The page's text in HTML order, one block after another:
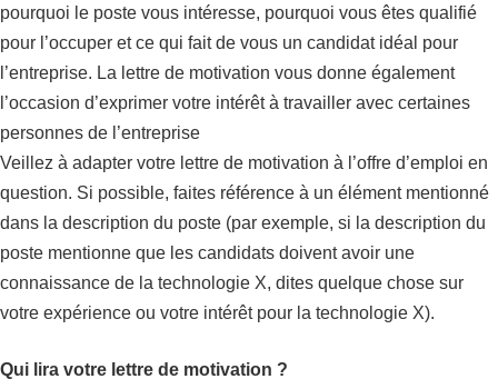
pourquoi le poste vous intéresse, pourquoi vous êtes qualifié
pour l’occuper et ce qui fait de vous un candidat idéal pour
l’entreprise. La lettre de motivation vous donne également
l’occasion d’exprimer votre intérêt à travailler avec certaines
personnes de l’entreprise
Veillez à adapter votre lettre de motivation à l’offre d’emploi en
question. Si possible, faites référence à un élément mentionné
dans la description du poste (par exemple, si la description du
poste mentionne que les candidats doivent avoir une
connaissance de la technologie X, dites quelque chose sur
votre expérience ou votre intérêt pour la technologie X).
Qui lira votre lettre de motivation ?